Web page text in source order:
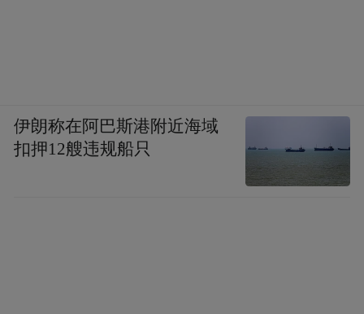
伊朗称在阿巴斯港附近海域
扣押12艘违规船只